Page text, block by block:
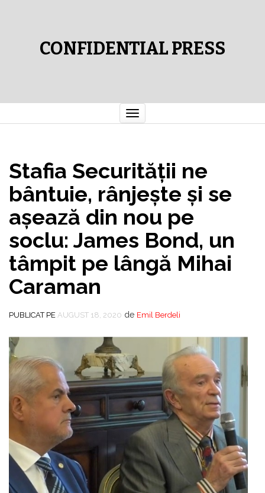
CONFIDENTIAL PRESS
Comută
navigarea
Stafia Securităţii ne
bântuie, rânjeşte şi se
aşează din nou pe
soclu: James Bond, un
tâmpit pe lângă Mihai
Caraman
PUBLICAT PE AUGUST 18, 2020 de Emil Berdeli